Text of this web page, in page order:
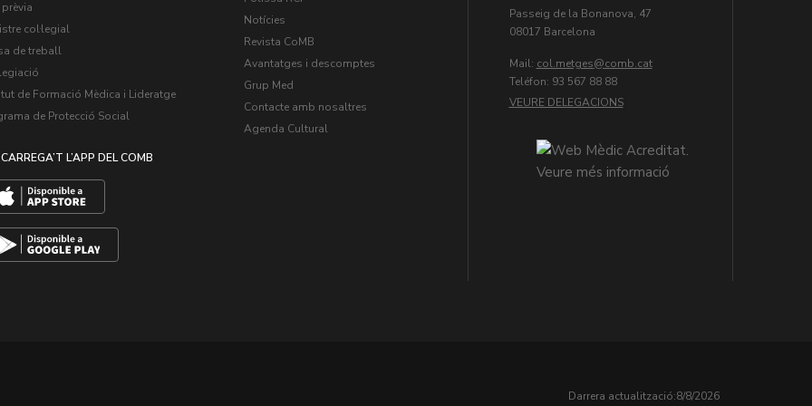
col·legial
de treball
de Formació Mèdica i Lideratge
de Protecció Social
L’APP DEL COMB
Notícies
Revista CoMB
Avantatges i descomptes
Grup Med
Contacte amb nosaltres
Agenda Cultural
Passeig de la Bonanova, 47
08017 Barcelona
Mail: col.metges
Teléfon: 93 567 88 88
VEURE DELEGACIONS
Darrera actualització:8/8/2026